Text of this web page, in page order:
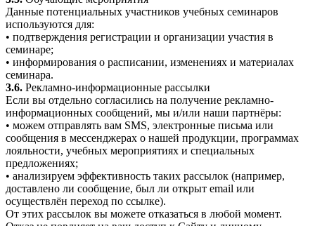
Данные потенциальных участников учебных семинаров
используются для:
• подтверждения регистрации и организации участия в
семинаре;
• информирования о расписании, изменениях и материалах
семинара.
3.6. Рекламно-информационные рассылки
Если вы отдельно согласились на получение рекламно-
информационных сообщений, мы и/или наши партнёры:
• можем отправлять вам SMS, электронные письма или
сообщения в мессенджерах о нашей продукции, программах
лояльности, учебных мероприятиях и специальных
предложениях;
• анализируем эффективность таких рассылок (например,
доставлено ли сообщение, был ли открыт email или
осуществлён переход по ссылке).
От этих рассылок вы можете отказаться в любой момент.